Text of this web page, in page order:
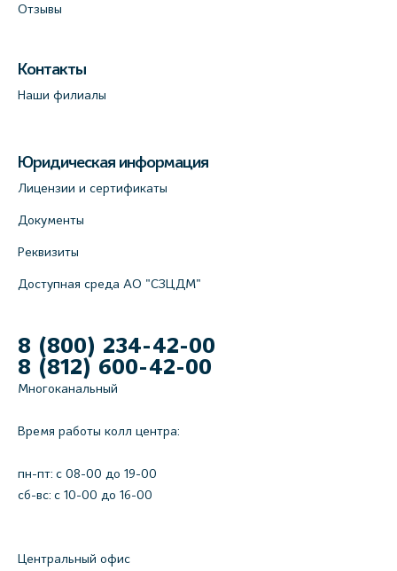
Отзывы
Контакты
Наши филиалы
Юридическая информация
Лицензии и сертификаты
Документы
Реквизиты
Доступная среда АО "СЗЦДМ"
8 (800) 234-42-00
8 (812) 600-42-00
Многоканальный
Время работы колл центра:
пн-пт: c 08-00 до 19-00
сб-вс: с 10-00 до 16-00
Центральный офис